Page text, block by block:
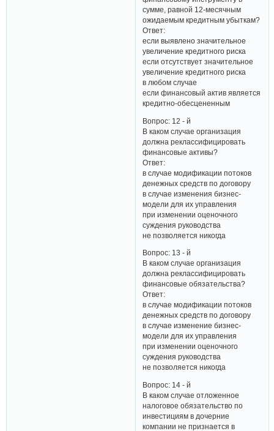
сумме, равной 12-месячным
ожидаемым кредитным убыткам?
Ответ:
если выявлено значительное
увеличение кредитного риска
если отсутствует значительное
увеличение кредитного риска
в любом случае
если финансовый актив является
кредитно-обесцененным
Вопрос: 12 - й
В каком случае организация
должна реклассифицировать
финансовые активы?
Ответ:
в случае модификации потоков
денежных средств по договору
в случае изменения бизнес-
модели для их управления
при изменении оценочного
суждения руководства
не позволяется никогда
Вопрос: 13 - й
В каком случае организация
должна реклассифицировать
финансовые обязательства?
Ответ:
в случае модификации потоков
денежных средств по договору
в случае изменение бизнес-
модели для их управления
при изменении оценочного
суждения руководства
не позволяется никогда
Вопрос: 14 - й
В каком случае отложенное
налоговое обязательство по
инвестициям в дочерние
компании не признается в